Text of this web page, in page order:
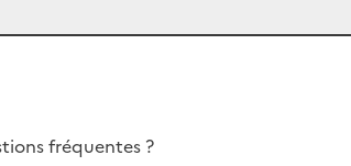
fréquentes ?